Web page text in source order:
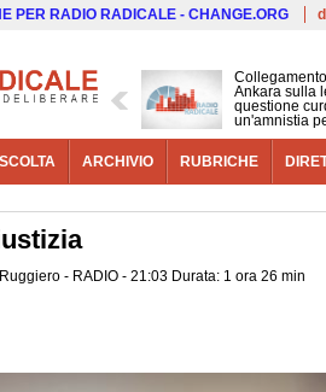
PER RADIO RADICALE - CHANGE.ORG
Ankara sulla
questione
un'amnistia
ARCHIVIO RUBRICHE
- RADIO - 21:03 Durata: 1 ora 26 min